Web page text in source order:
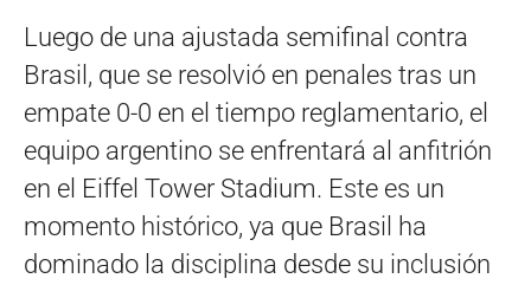
Luego de una ajustada semifinal contra
Brasil, que se resolvió en penales tras un
empate 0-0 en el tiempo reglamentario, el
equipo argentino se enfrentará al anfitrión
en el Eiffel Tower Stadium. Este es un
momento histórico, ya que Brasil ha
dominado la disciplina desde su inclusión